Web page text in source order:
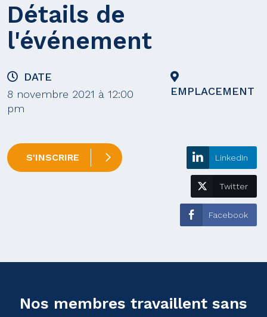
Détails de
l'événement
DATE
8 novembre 2021 à 12:00
pm
EMPLACEMENT
S'INSCRIRE LinkedIn
Twitter
Facebook
Nos membres travaillent sans